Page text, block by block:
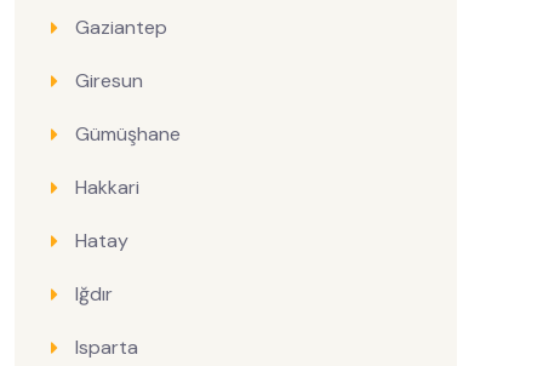
Gaziantep
Giresun
Gümüşhane
Hakkari
Hatay
Iğdır
Isparta